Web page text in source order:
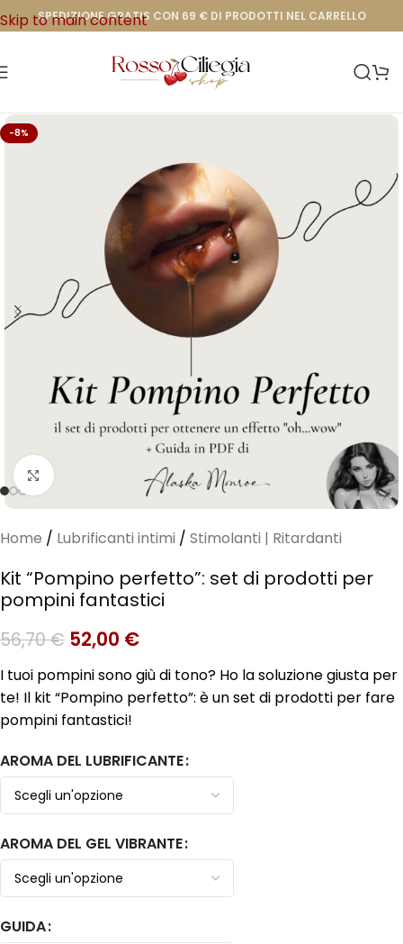
Skip to main content
SPEDIZIONE GRATIS CON 69 € DI PRODOTTI NEL CARRELLO
-8%
Clicca per ingrandire
Home / Lubrificanti intimi / Stimolanti | Ritardanti
Kit “Pompino perfetto”: set di prodotti per
pompini fantastici
56,70€ 52,00 €
I tuoi pompini sono giù di tono? Ho la soluzione giusta per
te! Il kit “Pompino perfetto”: è un set di prodotti per fare
pompini fantastici!
AROMA DEL LUBRIFICANTE
AROMA DEL GEL VIBRANTE
GUIDA